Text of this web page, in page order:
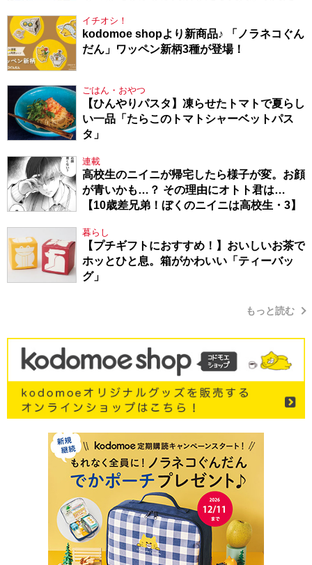
イチオシ！
kodomoe shopより新商品♪ 「ノラネコぐん
だん」ワッペン新柄3種が登場！
ごはん・おやつ
【ひんやりパスタ】凍らせたトマトで夏らし
い一品「たらこのトマトシャーベットパス
タ」
連載
高校生のニイニが帰宅したら様子が変。お顔
が青いかも…？ その理由にオトト君は…
【10歳差兄弟！ぼくのニイニは高校生・3】
暮らし
【プチギフトにおすすめ！】おいしいお茶で
ホッとひと息。箱がかわいい「ティーバッ
グ」
もっと読む